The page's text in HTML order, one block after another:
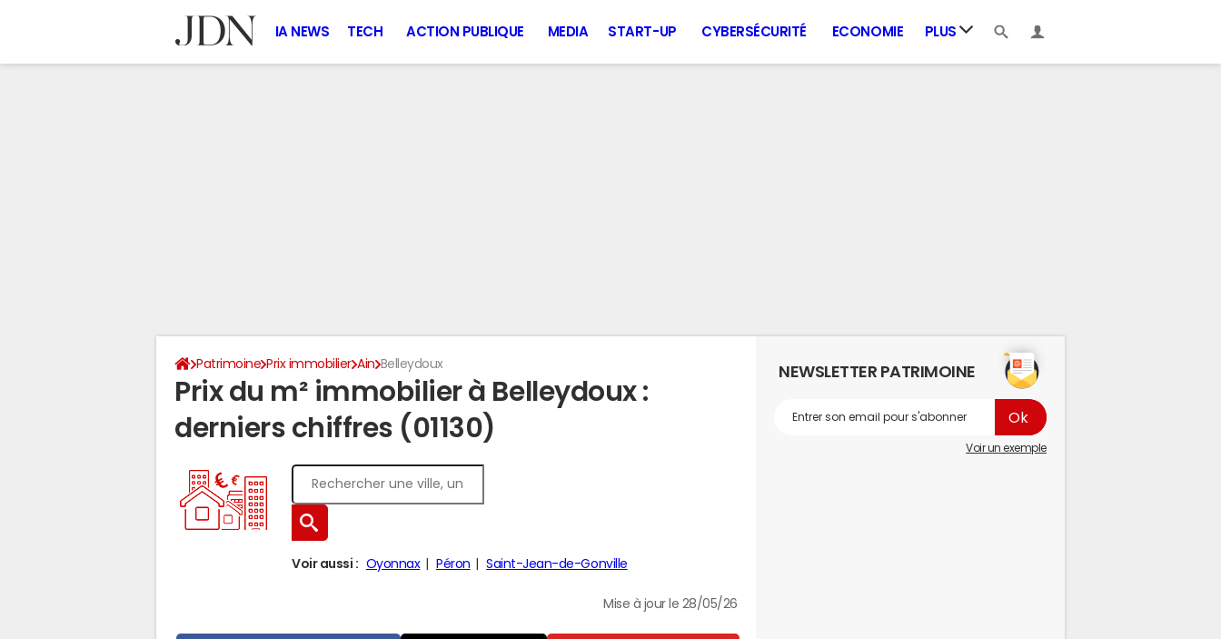
IA NEWS TECH ACTION PUBLIQUE MEDIA START-UP CYBERSÉCURITÉ ECONOMIE PLUS
Patrimoine Prix immobilier Ain Belleydoux
Prix du m² immobilier à Belleydoux :
derniers chiffres (01130)
Voir aussi : Oyonnax Péron Saint-Jean-de-Gonville
Mise à jour le 28/05/26
NEWSLETTER PATRIMOINE
Voir un exemple